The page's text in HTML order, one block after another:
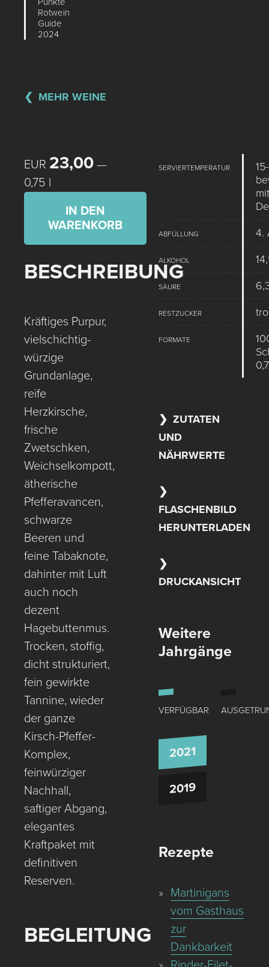
Rotwein
Guide
2024
MEHR WEINE
EUR 23,00 —
0,75 l
IN DEN
WARENKORB
BESCHREIBUNG
Kräftiges Purpur,
vielschichtig-
würzige
Grundanlage,
reife
Herzkirsche,
frische
Zwetschken,
Weichselkompott,
ätherische
Pfefferavancen,
schwarze
Beeren und
feine Tabaknote,
dahinter mit Luft
auch noch
dezent
Hagebuttenmus.
Trocken, stoffig,
dicht strukturiert,
fein gewirkte
Tannine, wieder
der ganze
Kirsch-Pfeffer-
Komplex,
feinwürziger
Nachhall,
saftiger Abgang,
elegantes
Kraftpaket mit
definitiven
Reserven.
BEGLEITUNG
SERVIERTEMPERATUR
ABFÜLLUNG 4.
ALKOHOL
SÄURE
RESTZUCKER
FORMATE
ZUTATEN
UND
NÄHRWERTE
FLASCHENBILD
HERUNTERLADEN
DRUCKANSICHT
Weitere
Jahrgänge
VERFÜGBAR
2021
2019
Rezepte
Martinigans
vom Gasthaus
zur
Dankbarkeit